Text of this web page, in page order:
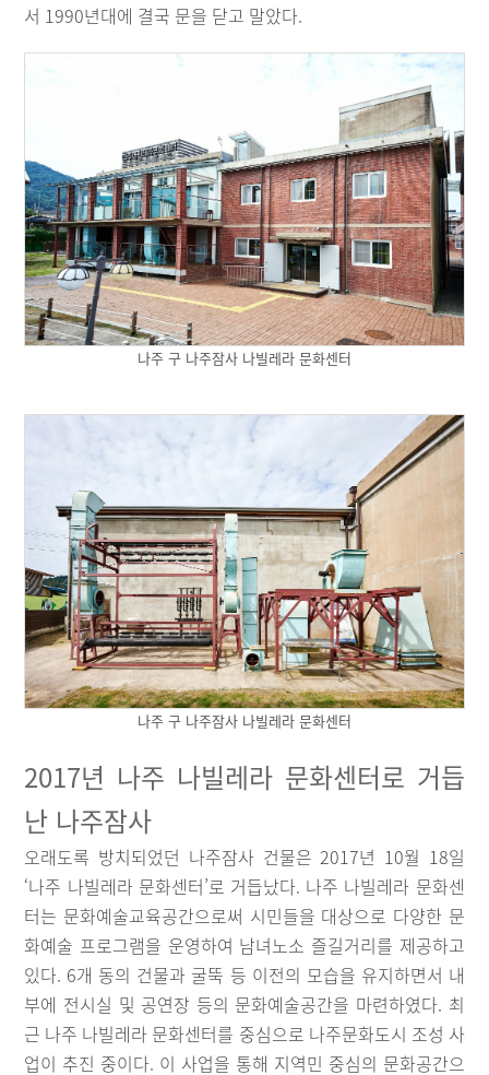
서 1990년대에 결국 문을 닫고 말았다.
나주 구 나주잠사 나빌레라 문화센터
나주 구 나주잠사 나빌레라 문화센터
2017년 나주 나빌레라 문화센터로 거듭
난 나주잠사
오래도록 방치되었던 나주잠사 건물은 2017년 10월 18일
‘나주 나빌레라 문화센터’로 거듭났다. 나주 나빌레라 문화센
터는 문화예술교육공간으로써 시민들을 대상으로 다양한 문
화예술 프로그램을 운영하여 남녀노소 즐길거리를 제공하고
있다. 6개 동의 건물과 굴뚝 등 이전의 모습을 유지하면서 내
부에 전시실 및 공연장 등의 문화예술공간을 마련하였다. 최
근 나주 나빌레라 문화센터를 중심으로 나주문화도시 조성 사
업이 추진 중이다. 이 사업을 통해 지역민 중심의 문화공간으